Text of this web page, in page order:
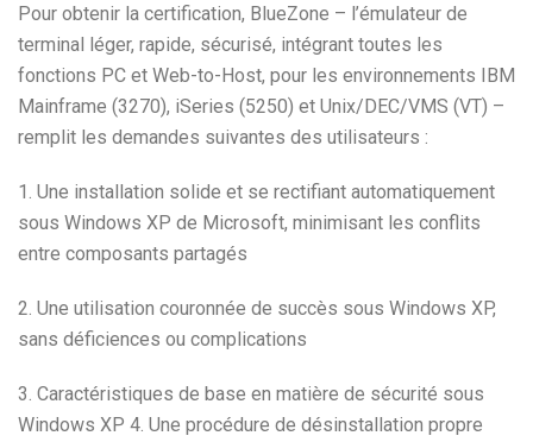
Pour obtenir la certification, BlueZone – l’émulateur de
terminal léger, rapide, sécurisé, intégrant toutes les
fonctions PC et Web-to-Host, pour les environnements IBM
Mainframe (3270), iSeries (5250) et Unix/DEC/VMS (VT) –
remplit les demandes suivantes des utilisateurs :
1. Une installation solide et se rectifiant automatiquement
sous Windows XP de Microsoft, minimisant les conflits
entre composants partagés
2. Une utilisation couronnée de succès sous Windows XP,
sans déficiences ou complications
3. Caractéristiques de base en matière de sécurité sous
Windows XP 4. Une procédure de désinstallation propre